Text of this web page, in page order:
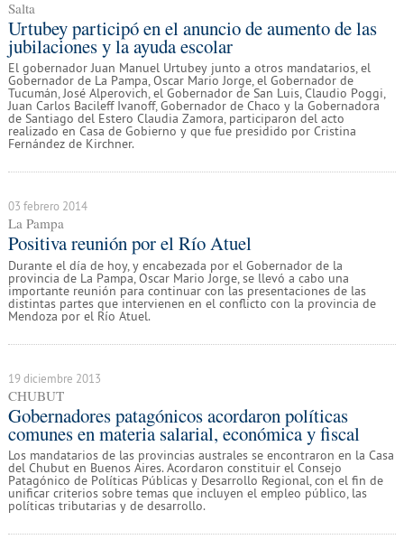
Salta
Urtubey participó en el anuncio de aumento de las
jubilaciones y la ayuda escolar
El gobernador Juan Manuel Urtubey junto a otros mandatarios, el
Gobernador de La Pampa, Oscar Mario Jorge, el Gobernador de
Tucumán, José Alperovich, el Gobernador de San Luis, Claudio Poggi,
Juan Carlos Bacileff Ivanoff, Gobernador de Chaco y la Gobernadora
de Santiago del Estero Claudia Zamora, participaron del acto
realizado en Casa de Gobierno y que fue presidido por Cristina
Fernández de Kirchner.
03 febrero 2014
La Pampa
Positiva reunión por el Río Atuel
Durante el día de hoy, y encabezada por el Gobernador de la
provincia de La Pampa, Oscar Mario Jorge, se llevó a cabo una
importante reunión para continuar con las presentaciones de las
distintas partes que intervienen en el conflicto con la provincia de
Mendoza por el Río Atuel.
19 diciembre 2013
CHUBUT
Gobernadores patagónicos acordaron políticas
comunes en materia salarial, económica y fiscal
Los mandatarios de las provincias australes se encontraron en la Casa
del Chubut en Buenos Aires. Acordaron constituir el Consejo
Patagónico de Políticas Públicas y Desarrollo Regional, con el fin de
unificar criterios sobre temas que incluyen el empleo público, las
políticas tributarias y de desarrollo.